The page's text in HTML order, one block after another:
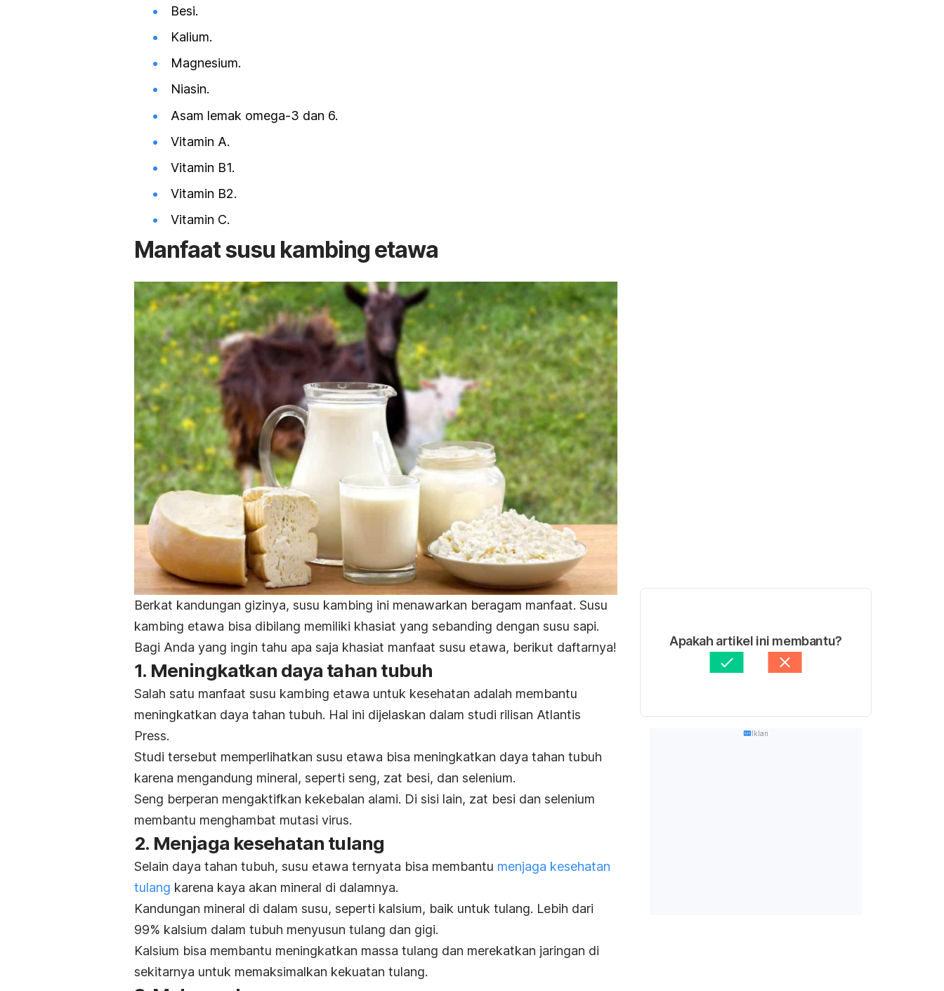
Besi.
Kalium.
Magnesium.
Niasin.
Asam lemak omega-3 dan 6.
Vitamin A.
Vitamin B1.
Vitamin B2.
Vitamin C.
Manfaat susu kambing etawa
Berkat kandungan gizinya, susu kambing ini menawarkan beragam manfaat. Susu
kambing etawa bisa dibilang memiliki khasiat yang sebanding dengan susu sapi.
Bagi Anda yang ingin tahu apa saja khasiat manfaat susu etawa, berikut daftarnya!
1. Meningkatkan daya tahan tubuh
Salah satu manfaat susu kambing etawa untuk kesehatan adalah membantu
meningkatkan daya tahan tubuh. Hal ini dijelaskan dalam studi rilisan Atlantis
Press.
Studi tersebut memperlihatkan susu etawa bisa meningkatkan daya tahan tubuh
karena mengandung mineral, seperti seng, zat besi, dan selenium.
Seng berperan mengaktifkan kekebalan alami. Di sisi lain, zat besi dan selenium
membantu menghambat mutasi virus.
2. Menjaga kesehatan tulang
Selain daya tahan tubuh, susu etawa ternyata bisa membantu menjaga kesehatan
tulang karena kaya akan mineral di dalamnya.
Kandungan mineral di dalam susu, seperti kalsium, baik untuk tulang. Lebih dari
99% kalsium dalam tubuh menyusun tulang dan gigi.
Kalsium bisa membantu meningkatkan massa tulang dan merekatkan jaringan di
sekitarnya untuk memaksimalkan kekuatan tulang.
Apakah artikel ini membantu?
Iklan